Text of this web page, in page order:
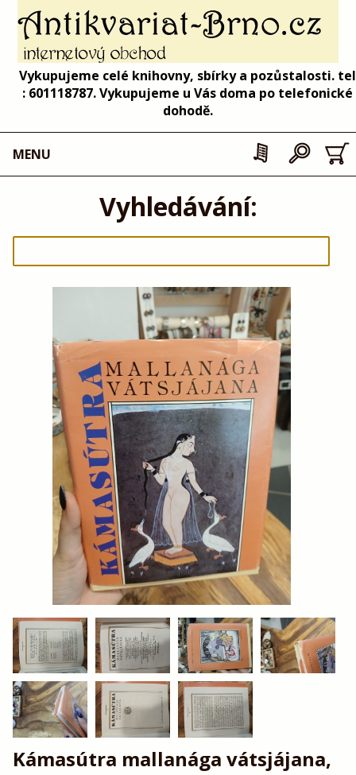
Vykupujeme celé knihovny, sbírky a pozůstalosti. tel
: 601118787. Vykupujeme u Vás doma po telefonické
dohodě.
MENU
Vyhledávání:
Kámasútra mallanága vátsjájana,